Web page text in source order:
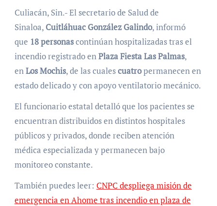
Culiacán, Sin.- El secretario de Salud de
Sinaloa, Cuitláhuac González Galindo, informó
que 18 personascontinúan hospitalizadas tras el
incendio registrado en Plaza Fiesta Las Palmas,
en Los Mochis, de las cualescuatropermanecen en
estado delicado y con apoyo ventilatorio mecánico.
El funcionario estatal detalló que los pacientes se
encuentran distribuidos en distintos hospitales
públicos y privados, donde reciben atención
médica especializada y permanecen bajo
monitoreo constante.
También puedes leer: CNPC despliega misión de
emergencia en Ahome tras incendio en plaza de